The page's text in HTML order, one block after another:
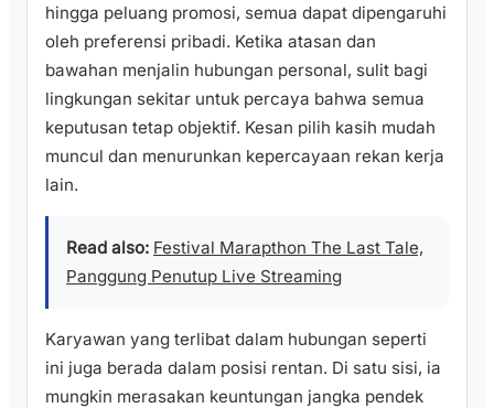
hingga peluang promosi, semua dapat dipengaruhi
oleh preferensi pribadi. Ketika atasan dan
bawahan menjalin hubungan personal, sulit bagi
lingkungan sekitar untuk percaya bahwa semua
keputusan tetap objektif. Kesan pilih kasih mudah
muncul dan menurunkan kepercayaan rekan kerja
lain.
Read also: Festival Marapthon The Last Tale,
Panggung Penutup Live Streaming
Karyawan yang terlibat dalam hubungan seperti
ini juga berada dalam posisi rentan. Di satu sisi, ia
mungkin merasakan keuntungan jangka pendek